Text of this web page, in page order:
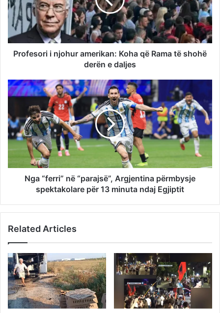
Profesori i njohur amerikan: Koha që Rama të shohë
derën e daljes
Nga “ferri” në “parajsë”, Argjentina përmbysje
spektakolare për 13 minuta ndaj Egjiptit
Related Articles